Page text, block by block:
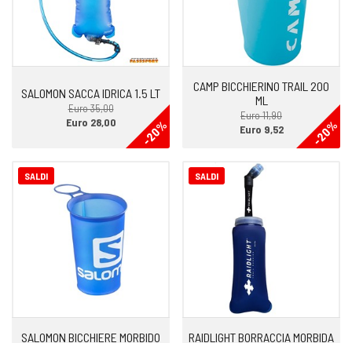
SALOMON SACCA IDRICA 1.5 LT
Euro 35,00
-20%
Euro 28,00
CAMP BICCHIERINO TRAIL 200
ML
Euro 11,90
-20%
Euro 9,52
SALDI
SALOMON BICCHIERE MORBIDO
SALDI
RAIDLIGHT BORRACCIA MORBIDA